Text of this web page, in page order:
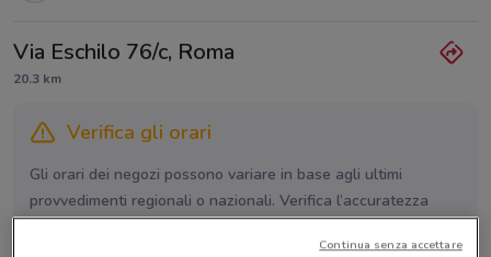
Via Eschilo 76/c, Roma
20.3 km
Verifica gli orari
Gli orari dei negozi possono variare in base agli ultimi
provvedimenti regionali o nazionali. Verifica l’accuratezza
chiamando il negozio.
Continua senza accettare